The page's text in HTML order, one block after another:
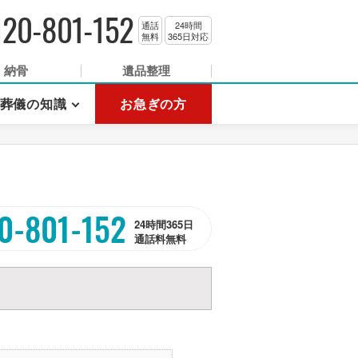
801-152
通話
無料
24時間
365日対応
納骨 遺品整理
葬儀の知識 お急ぎの方
801-152 24時間365日
通話料無料